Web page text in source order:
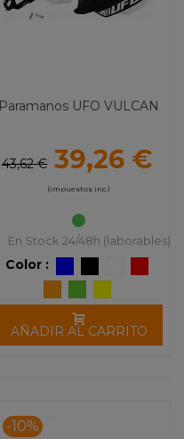
Paramanos UFO VULCAN
43,62 € 39,26 €
(impuestos inc.)
En Stock 24/48h (laborables)
Color :
AÑADIR AL CARRITO
-10%